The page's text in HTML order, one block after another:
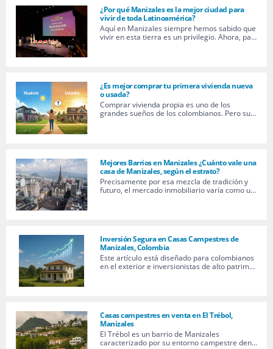
¿Por qué Manizales es la mejor ciudad para
vivir de toda Latinoamérica?
Aquí en Manizales siempre hemos sabido que
vivir en esta tierra es un privilegio. Ahora, pa…
¿Es mejor comprar tu primera vivienda nueva
o usada?
Comprar vivienda propia es uno de los
grandes sueños de los colombianos. Pero su…
Mejores Barrios en Manizales ¿Cuánto vale una
casa de Manizales, según el estrato?
Precisamente por esa mezcla de tradición y
futuro, el mercado inmobiliario varía como u…
Inversión Segura en Casas Campestres de
Manizales, Colombia
Este artículo está diseñado para colombianos
en el exterior e inversionistas de alto patrim…
Casas campestres en venta en El Trébol,
Manizales
El Trébol es un barrio de Manizales
caracterizado por su entorno campestre den…